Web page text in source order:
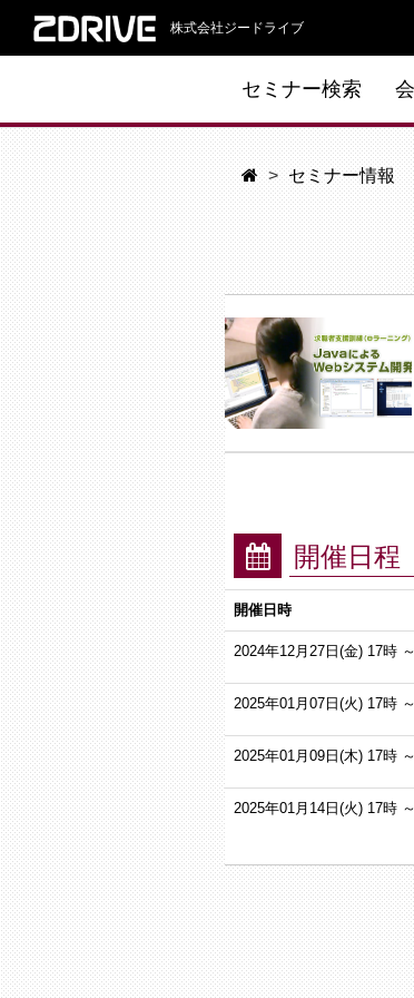
株式会社ジードライブ
セミナー検索
セミナー情報
開催日程
開催日時
2024年12月27日(金) 17時
2025年01月07日(火) 17時
2025年01月09日(木) 17時
2025年01月14日(火) 17時